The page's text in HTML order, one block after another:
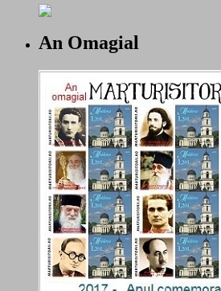
An Omagial